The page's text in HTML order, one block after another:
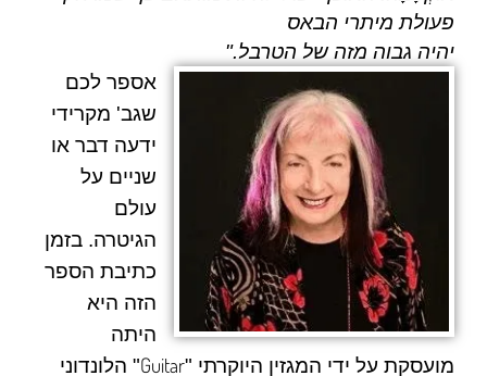
פעולת מיתרי הבאס
יהיה גבוה מזה של הטרבל."
אספר לכם
שגב' מקרידי
ידעה דבר או
שניים על
עולם
הגיטרה. בזמן
כתיבת הספר
הזה היא
היתה
מועסקת על ידי המגזין היוקרתי "Guitar" הלונדוני